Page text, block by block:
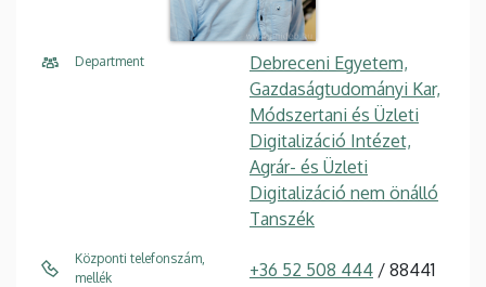
Department
Debreceni Egyetem,
Gazdaságtudományi Kar,
Módszertani és Üzleti
Digitalizáció Intézet,
Agrár- és Üzleti
Digitalizáció nem önálló
Tanszék
Központi telefonszám,
mellék
+36 52 508 444 / 88441